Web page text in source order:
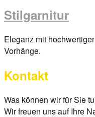
2017 By
Stilgarnitur
Posted
on
März
anova
Eleganz mit
Vorhänge.
Kontakt
Was können wir für Sie
Wir freuen uns auf Ihre